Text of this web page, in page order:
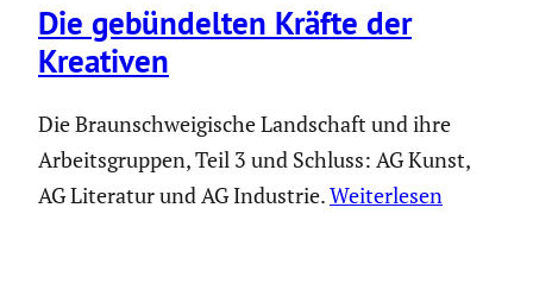
Die gebün­delten Kräfte der
Kreativen
Die Braunschweigische Landschaft und ihre
Arbeitsgruppen, Teil 3 und Schluss: AG Kunst,
AG Literatur und AG Industrie.Weiterlesen